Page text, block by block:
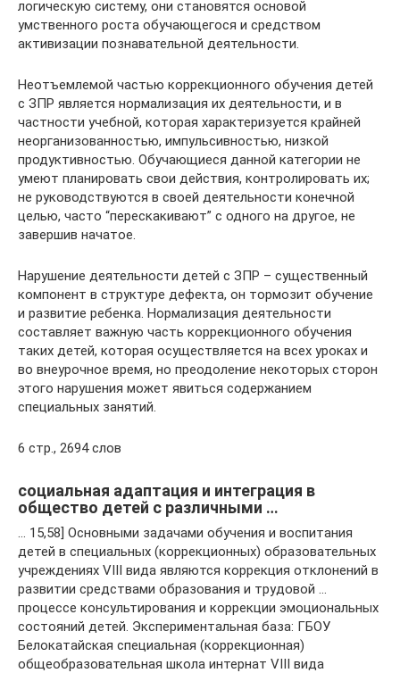
логическую систему, они становятся основой
умственного роста обучающегося и средством
активизации познавательной деятельности.
Неотъемлемой частью коррекционного обучения детей
с ЗПР является нормализация их деятельности, и в
частности учебной, которая характеризуется крайней
неорганизованностью, импульсивностью, низкой
продуктивностью. Обучающиеся данной категории не
умеют планировать свои действия, контролировать их;
не руководствуются в своей деятельности конечной
целью, часто “перескакивают” с одного на другое, не
завершив начатое.
Нарушение деятельности детей с ЗПР – существенный
компонент в структуре дефекта, он тормозит обучение
и развитие ребенка. Нормализация деятельности
составляет важную часть коррекционного обучения
таких детей, которая осуществляется на всех уроках и
во внеурочное время, но преодоление некоторых сторон
этого нарушения может явиться содержанием
специальных занятий.
6 стр., 2694 слов
социальная адаптация и интеграция в
общество детей с различными …
… 15,58] Основными задачами обучения и воспитания
детей в специальных (коррекционных) образовательных
учреждениях VIII вида являются коррекция отклонений в
развитии средствами образования и трудовой …
процессе консультирования и коррекции эмоциональных
состояний детей. Экспериментальная база: ГБОУ
Белокатайская специальная (коррекционная)
общеобразовательная школа интернат VIII вида